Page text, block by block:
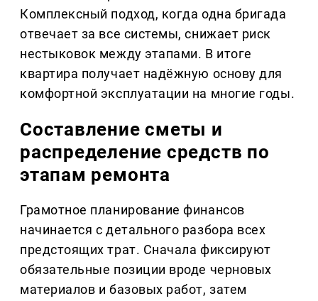
Комплексный подход, когда одна бригада
отвечает за все системы, снижает риск
нестыковок между этапами. В итоге
квартира получает надёжную основу для
комфортной эксплуатации на многие годы.
Составление сметы и
распределение средств по
этапам ремонта
Грамотное планирование финансов
начинается с детального разбора всех
предстоящих трат. Сначала фиксируют
обязательные позиции вроде черновых
материалов и базовых работ, затем